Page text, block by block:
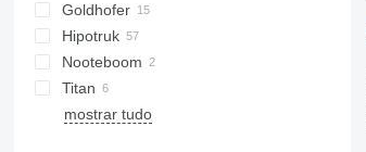
Goldhofer
THP
Hipotruk
Nooteboom
EURO
EuroCombi
FlatCombi
Titan
mostrar tudo